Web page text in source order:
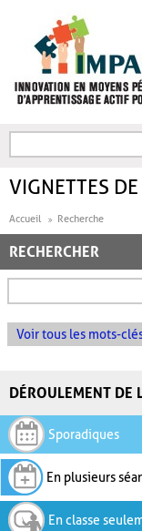
FORMULAIRE DE
VIGNETTES
Accueil Recherche
RECHERCHER
Voir tous les mots-
DÉROULEMENT DE
Sporadiques
En plusieurs
En classe